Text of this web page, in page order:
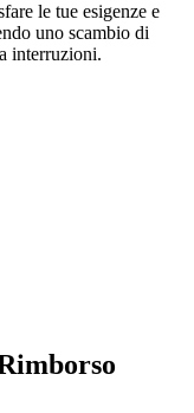
le tue esigenze e
uno scambio di
interruzioni.